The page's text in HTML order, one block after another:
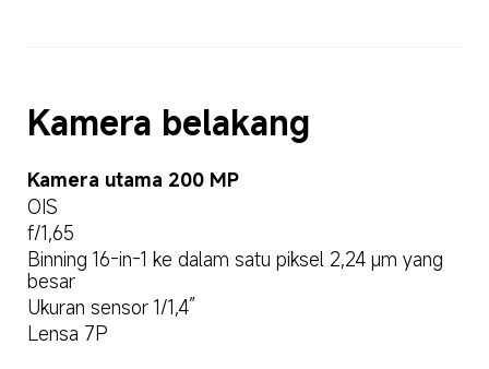
Kamera belakang
Kamera utama 200 MP
OIS
f/1,65
Binning 16-in-1 ke dalam satu piksel 2,24 μm yang
besar
Ukuran sensor 1/1,4”
Lensa 7P